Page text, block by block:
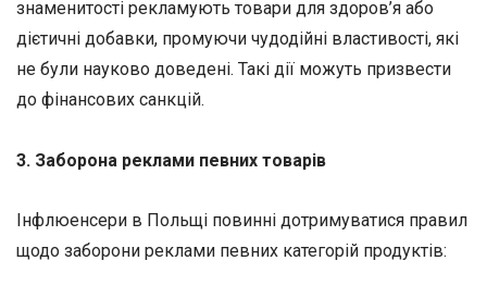
знаменитості рекламують товари для здоров’я або
дієтичні добавки, промуючи чудодійні властивості, які
не були науково доведені. Такі дії можуть призвести
до фінансових санкцій.
3. Заборона реклами певних товарів
Інфлюенсери в Польщі повинні дотримуватися правил
щодо заборони реклами певних категорій продуктів: